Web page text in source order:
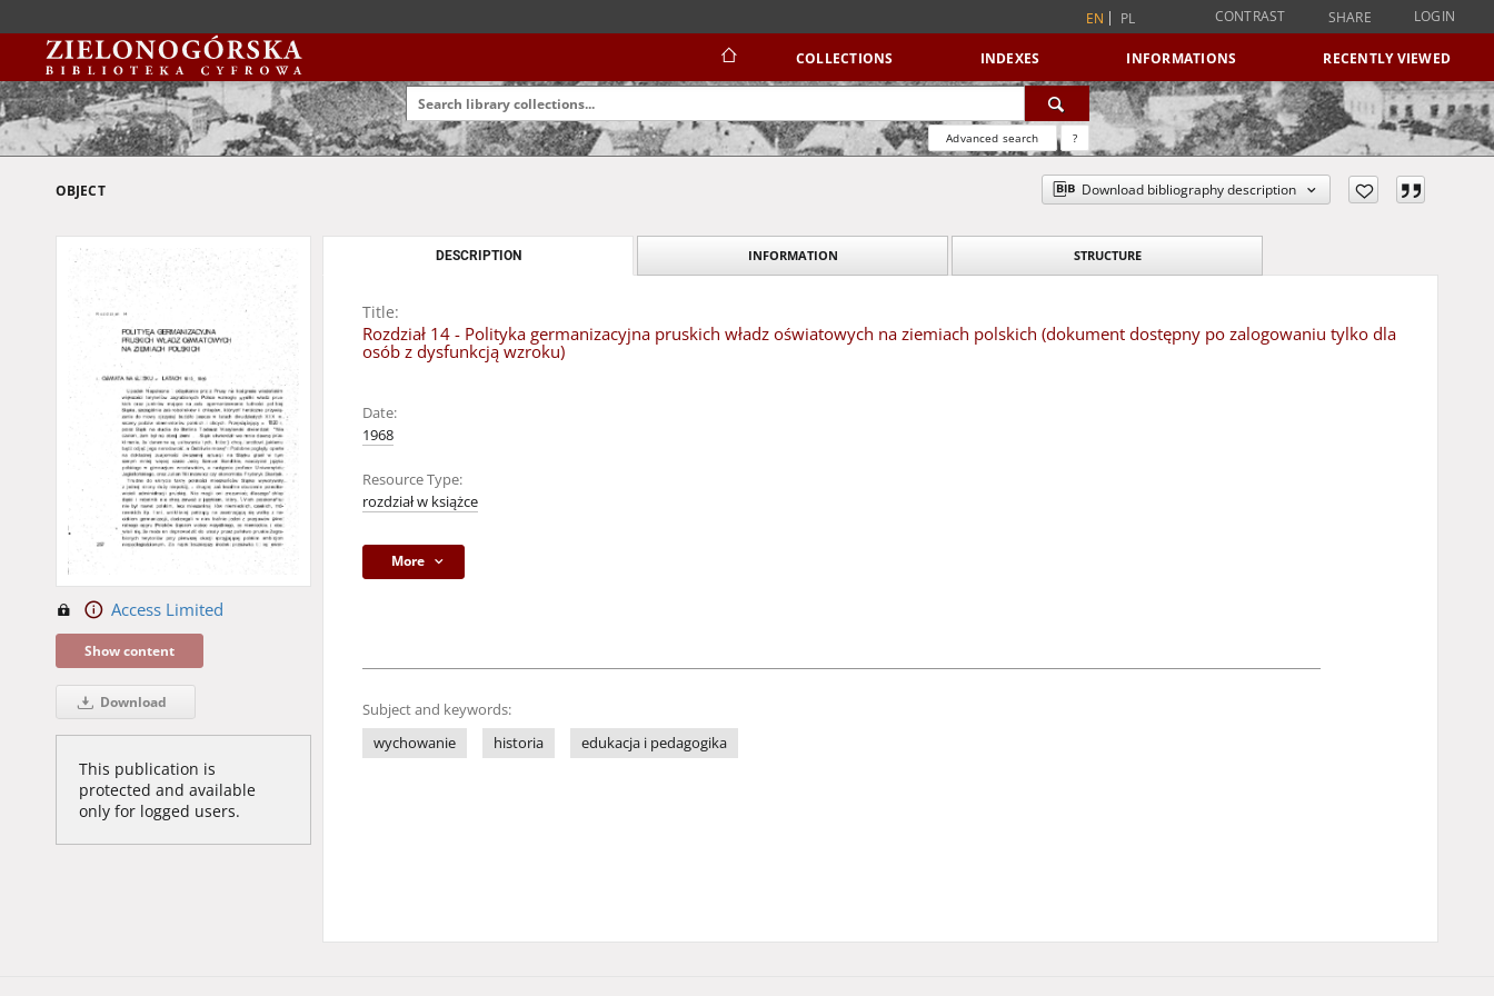
EN PL CONTRAST SHARE LOGIN
COLLECTIONS INDEXES INFORMATIONS RECENTLY VIEWED
Advanced search ?
OBJECT Download bibliography description
Access Limited
Show content
Download
This publication is
protected and available
only for logged users.
DESCRIPTION INFORMATION STRUCTURE
Title:
Rozdział 14 - Polityka germanizacyjna pruskich władz oświatowych na ziemiach polskich (dokument dostępny po zalogowaniu tylko dla
osób z dysfunkcją wzroku)
Date:
1968
Resource Type:
rozdział w książce
More
Subject and keywords:
wychowanie
historia edukacja i pedagogika